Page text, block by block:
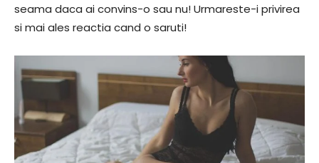
seama daca ai convins-o sau nu! Urmareste-i privirea
si mai ales reactia cand o saruti!